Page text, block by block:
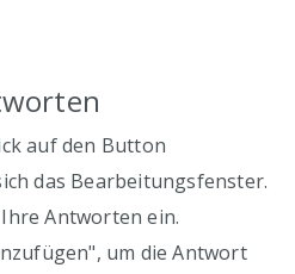
auf den Button
das Bearbeitungsfenster.
Antworten ein.
um die Antwort